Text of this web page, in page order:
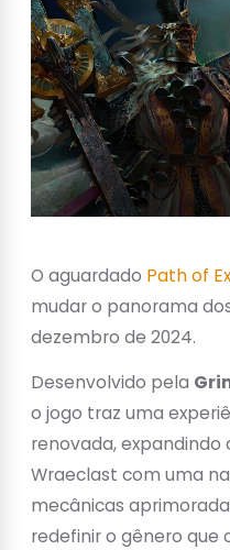
O aguardado Path of
mudar o panorama
dezembro de 2024.
Desenvolvido pela
o jogo traz uma
renovada, expandindo
Wraeclast com uma
mecânicas
redefinir o gênero que